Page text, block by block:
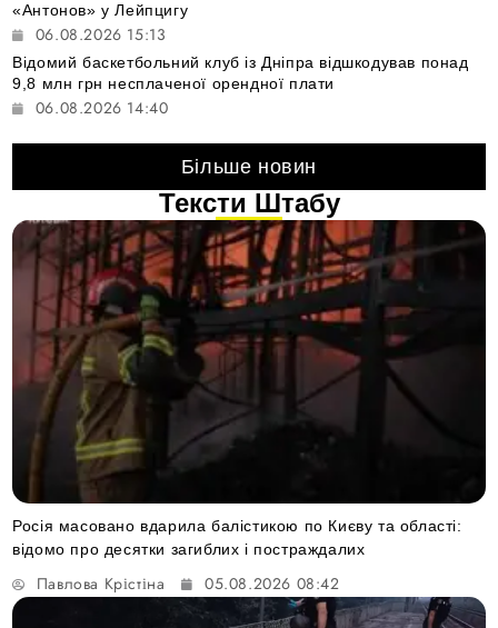
«Антонов» у Лейпцигу
06.08.2026 15:13
Відомий баскетбольний клуб із Дніпра відшкодував понад
9,8 млн грн несплаченої орендної плати
06.08.2026 14:40
Більше новин
Тексти Штабу
Росія масовано вдарила балістикою по Києву та області:
відомо про десятки загиблих і постраждалих
Павлова Крістіна 05.08.2026 08:42